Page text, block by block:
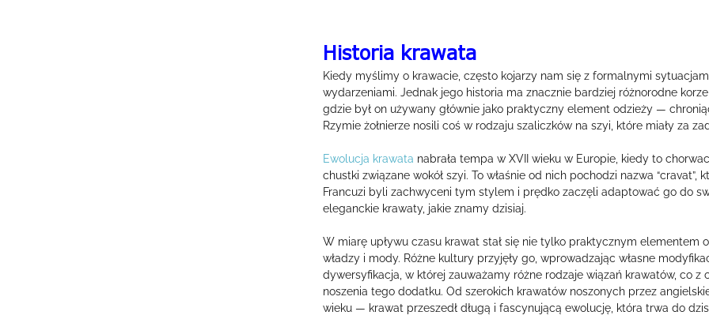
Historia krawata
Kiedy myślimy o krawacie, często kojarzy nam się z formalnymi
wydarzeniami. Jednak jego historia ma znacznie bardziej różnorodne
gdzie był on używany głównie jako praktyczny element odzieży —
Rzymie żołnierze nosili coś w rodzaju szaliczków na szyi, które miały za
Ewolucja krawata nabrała tempa w XVII wieku w Europie, kiedy to
chustki związane wokół szyi. To właśnie od nich pochodzi nazwa
Francuzi byli zachwyceni tym stylem i prędko zaczęli adaptować go do
eleganckie krawaty, jakie znamy dzisiaj.
W miarę upływu czasu krawat stał się nie tylko praktycznym elementem
władzy i mody. Różne kultury przyjęły go, wprowadzając własne
dywersyfikacja, w której zauważamy różne rodzaje wiązań krawatów, co z
noszenia tego dodatku. Od szerokich krawatów noszonych przez
wieku — krawat przeszedł długą i fascynującą ewolucję, która trwa do